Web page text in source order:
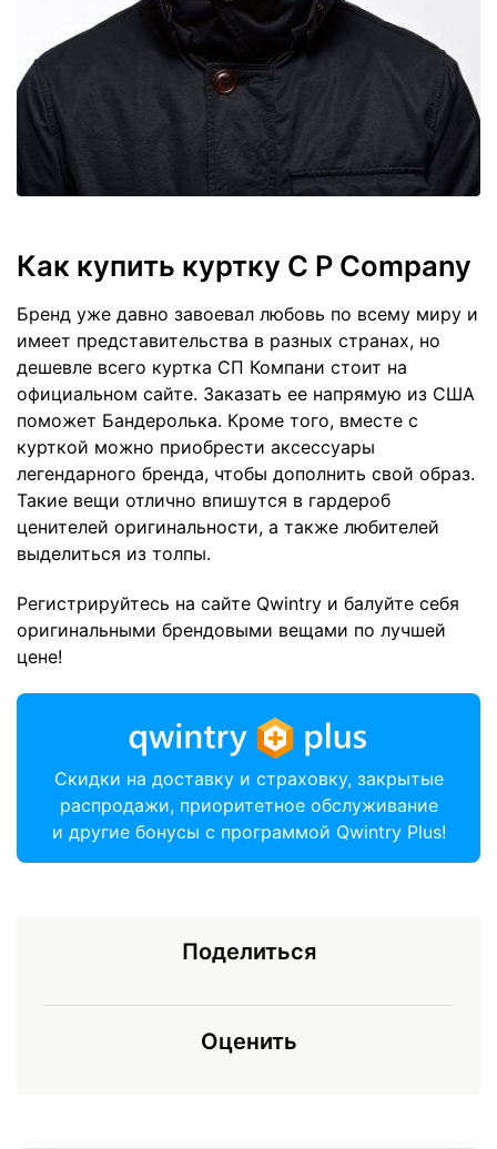
Как купить куртку C P Company
Бренд уже давно завоевал любовь по всему миру и
имеет представительства в разных странах, но
дешевле всего куртка СП Компани стоит на
официальном сайте. Заказать ее напрямую из США
поможет Бандеролька. Кроме того, вместе с
курткой можно приобрести аксессуары
легендарного бренда, чтобы дополнить свой образ.
Такие вещи отлично впишутся в гардероб
ценителей оригинальности, а также любителей
выделиться из толпы.
Регистрируйтесь на сайте Qwintry и балуйте себя
оригинальными брендовыми вещами по лучшей
цене!
Скидки на доставку и страховку, закрытые
распродажи, приоритетное обслуживание
и другие бонусы с программой Qwintry Plus!
Поделиться
Оценить